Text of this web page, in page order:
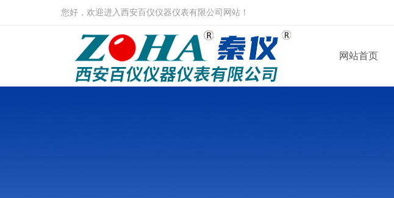
您好，欢迎进入西安百仪仪器仪表有限公司网站！
网站首页